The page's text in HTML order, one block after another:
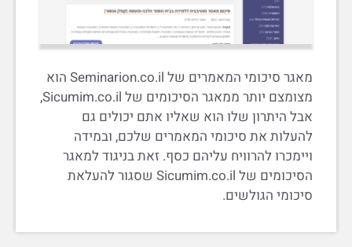
מאגר סיכומי המאמרים של Seminarion.co.il הוא
מצומצם יותר ממאגר הסיכומים של Sicumim.co.il,
אבל היתרון שלו הוא שאליו אתם יכולים גם
להעלות את סיכומי המאמרים שלכם, ובמידה
ויימכרו להרוויח עליהם כסף. זאת בניגוד למאגר
הסיכומים של Sicumim.co.il שסגור להעלאת
סיכומי הגולשים.